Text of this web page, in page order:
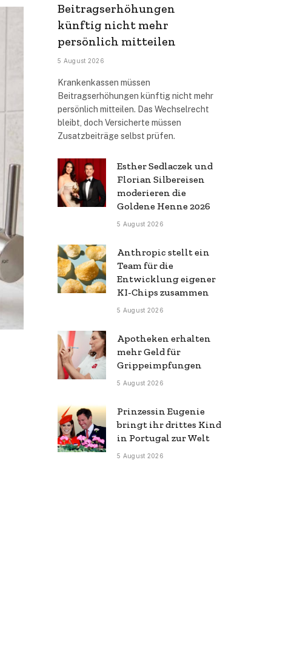
Beitragserhöhungen
künftig nicht mehr
persönlich mitteilen
5 August 2026
Krankenkassen müssen
Beitragserhöhungen künftig nicht mehr
persönlich mitteilen. Das Wechselrecht
bleibt, doch Versicherte müssen
Zusatzbeiträge selbst prüfen.
Esther Sedlaczek und
Florian Silbereisen
moderieren die
Goldene Henne 2026
5 August 2026
Anthropic stellt ein
Team für die
Entwicklung eigener
KI-Chips zusammen
5 August 2026
Apotheken erhalten
mehr Geld für
Grippeimpfungen
5 August 2026
Prinzessin Eugenie
bringt ihr drittes Kind
in Portugal zur Welt
5 August 2026